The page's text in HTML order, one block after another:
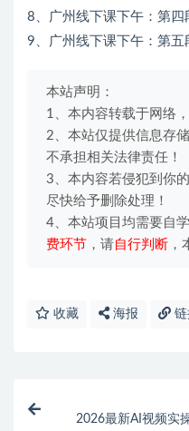
8、广州线下课下午：第四
9、广州线下课下午：第五
本站声明：
1、本内容转载于网络
2、本站仅提供信息存
不承担相关法律责任！
3、本内容若侵犯到你
尽快给予删除处理！
4、本站项目均需要自
费环节 ，请自行判断 ，
收藏 海报
2026最新AI视频实